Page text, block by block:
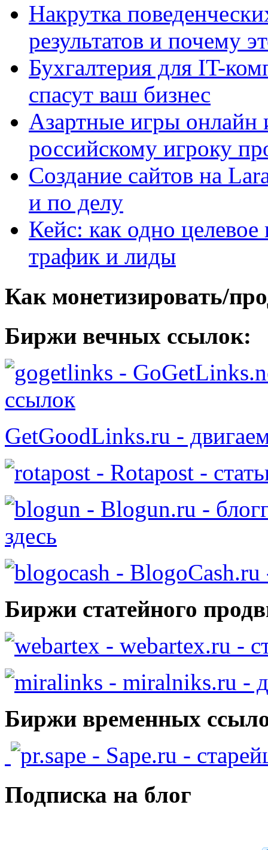
Накрутка
результатов и почему
Бухгалтерия для IT-
спасут ваш бизнес
Азартные игры онлайн
российскому игроку
Создание сайтов на
и по делу
Кейс: как одно
трафик и лиды
Как монетизировать/
Биржи вечных ссылок:
-
ссылок
GetGoodLinks.ru -
- Rotapost -
- Blogun.ru -
здесь
- BlogoCash.ru
Биржи статейного
- webartex.ru -
- miralniks.ru -
Биржи временных
- Sape.ru -
Подписка на блог